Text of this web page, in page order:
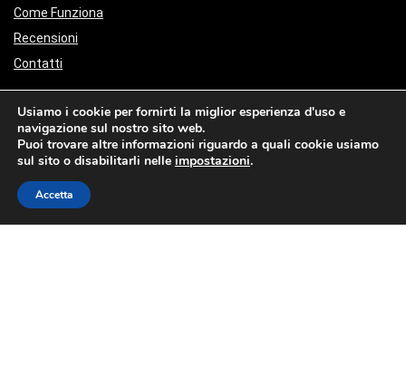
Come Funziona
Recensioni
Contatti
Sempre aperti a nuove idee
Scrivici acollab@fibra.casa
Usiamo i cookie per fornirti la miglior esperienza d'uso e
navigazione sul nostro sito web.
Puoi trovare altre informazioni riguardo a quali cookie usiamo
sul sito o disabilitarli nelle impostazioni.
Accetta